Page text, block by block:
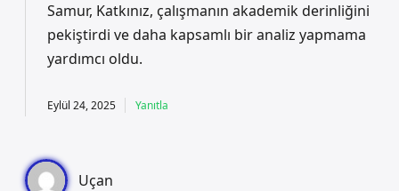
Samur, Katkınız, çalışmanın akademik derinliğini
pekiştirdi ve daha kapsamlı bir analiz yapmama
yardımcı oldu.
Eylül 24, 2025 Yanıtla
Uçan